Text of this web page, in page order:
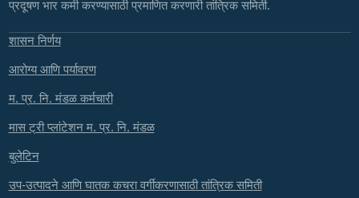
प्रदूषण भार कमी करण्यासाठी प्रमाणित करणारी तांत्रिक समिती.
शासन निर्णय
आरोग्य आणि पर्यावरण
म. प्र. नि. मंडळ कर्मचारी
मास ट्री प्लांटेशन म. प्र. नि. मंडळ
बुलेटिन
उप-उत्पादने आणि घातक कचरा वर्गीकरणासाठी तांत्रिक समिती